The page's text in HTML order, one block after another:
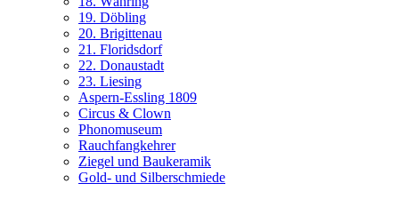
19. Döbling
20. Brigittenau
21. Floridsdorf
22. Donaustadt
23. Liesing
Aspern-Essling 1809
Circus & Clown
Phonomuseum
Rauchfangkehrer
Ziegel und Baukeramik
Gold- und Silberschmiede